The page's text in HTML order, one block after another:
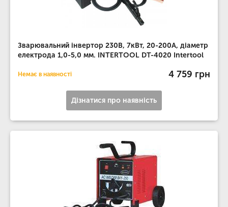
Зварювальний інвертор 230В, 7кВт, 20-200А, діаметр
електрода 1,0-5,0 мм. INTERTOOL DT-4020 Intertool
Немає в наявності 4 759 грн
Дізнатися про наявність